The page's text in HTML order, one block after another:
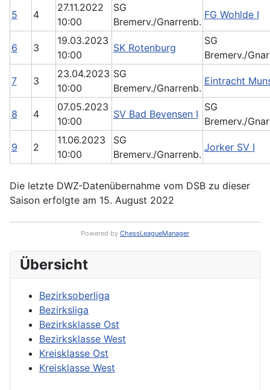
Übersicht
Bezirksoberliga
Bezirksliga
Bezirksklasse Ost
Bezirksklasse West
Kreisklasse Ost
Kreisklasse West
5 4
27.11.2022
10:00
SG
Bremerv./Gnarrenb.
FG Wohlde I
6 3
19.03.2023
10:00
SK Rotenburg
SG
Bremerv./
7 3
23.04.2023
10:00
SG
Bremerv./Gnarrenb.
Eintracht
8 4
07.05.2023
10:00
SV Bad Bevensen I
SG
Bremerv./
9 2
11.06.2023
10:00
SG
Bremerv./Gnarrenb.
Jorker SV I
Die letzte DWZ-Datenübernahme vom DSB zu dieser
Saison erfolgte am 15. August 2022
Powered by ChessLeagueManager